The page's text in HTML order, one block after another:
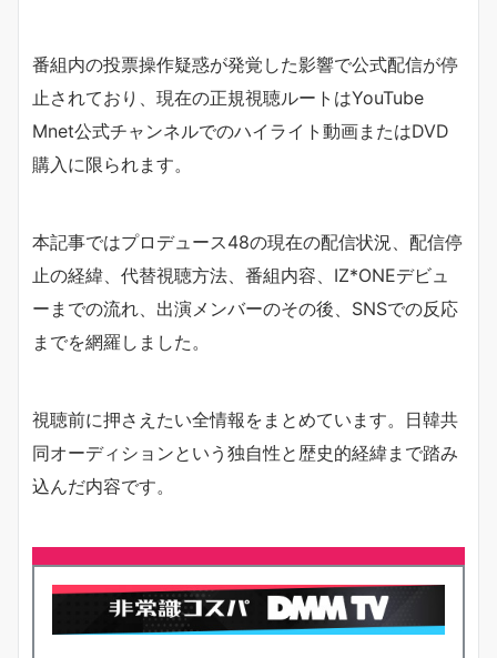
番組内の投票操作疑惑が発覚した影響で公式配信が停
止されており、現在の正規視聴ルートはYouTube
Mnet公式チャンネルでのハイライト動画またはDVD
購入に限られます。
本記事ではプロデュース48の現在の配信状況、配信停
止の経緯、代替視聴方法、番組内容、IZ*ONEデビュ
ーまでの流れ、出演メンバーのその後、SNSでの反応
までを網羅しました。
視聴前に押さえたい全情報をまとめています。日韓共
同オーディションという独自性と歴史的経緯まで踏み
込んだ内容です。